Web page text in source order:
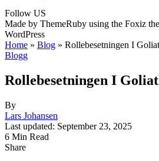
Follow US
Made by ThemeRuby using the Foxiz
WordPress
Home » Blog » Rollebesetningen I
Blogg
Rollebesetningen I
By
Lars Johansen
Last updated: September 23, 2025
6 Min Read
Share